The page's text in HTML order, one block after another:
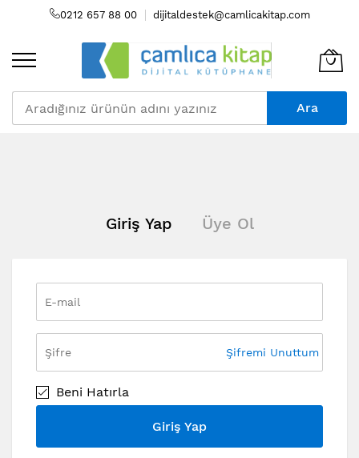
0212 657 88 00 dijitaldestek@camlicakitap.com
Ara
Giriş Yap Üye Ol
Şifremi Unuttum
Beni Hatırla
Giriş Yap